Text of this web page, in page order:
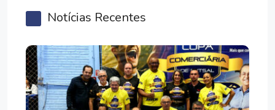
Notícias Recentes